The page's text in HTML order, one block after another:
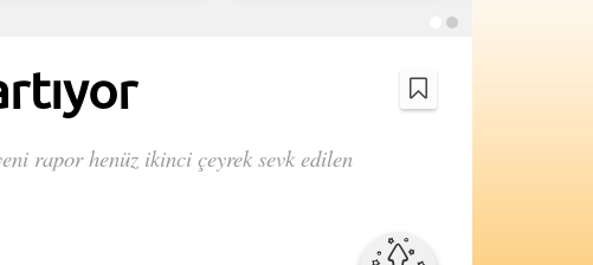
rapor henüz ikinci çeyrek sevk edilen